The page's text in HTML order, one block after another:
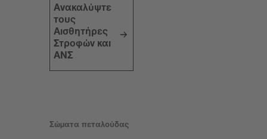
Ανακαλύψτε
τους
Αισθητήρες
Στροφών και
ΑΝΣ
Σώματα πεταλούδας